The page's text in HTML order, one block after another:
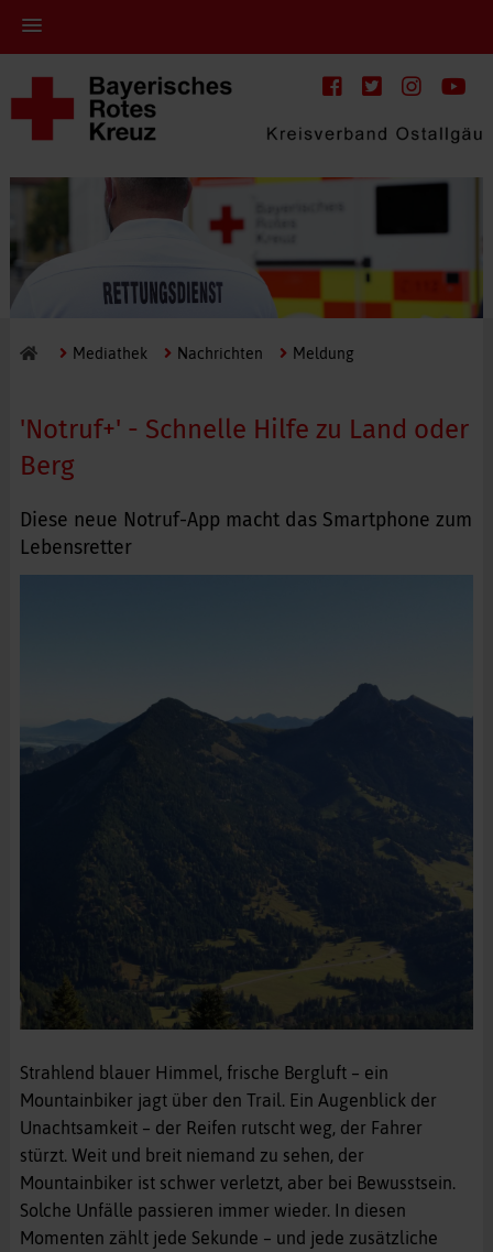
Mediathek Nachrichten Meldung
'Notruf+' - Schnelle Hilfe zu Land oder
Berg
Diese neue Notruf-App macht das Smartphone zum
Lebensretter
Strahlend blauer Himmel, frische Bergluft – ein
Mountainbiker jagt über den Trail. Ein Augenblick der
Unachtsamkeit – der Reifen rutscht weg, der Fahrer
stürzt. Weit und breit niemand zu sehen, der
Mountainbiker ist schwer verletzt, aber bei Bewusstsein.
Solche Unfälle passieren immer wieder. In diesen
Momenten zählt jede Sekunde – und jede zusätzliche